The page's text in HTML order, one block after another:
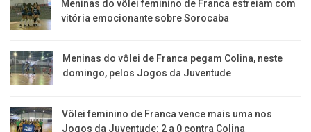
Meninas do vôlei feminino de Franca estreiam com
vitória emocionante sobre Sorocaba
Meninas do vôlei de Franca pegam Colina, neste
domingo, pelos Jogos da Juventude
Vôlei feminino de Franca vence mais uma nos
Jogos da Juventude: 2 a 0 contra Colina